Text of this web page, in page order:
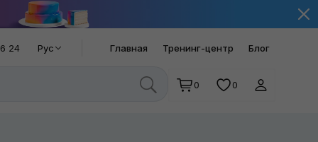
24 Рус Главная Тренинг-центр Блог
0 0